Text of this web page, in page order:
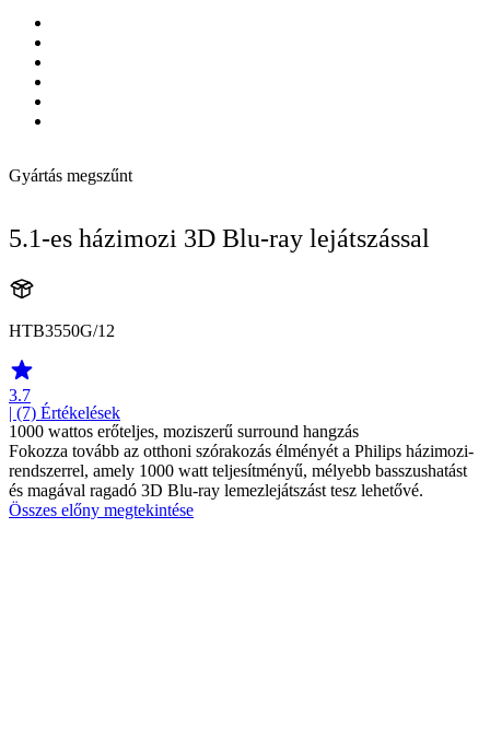
Gyártás megszűnt
5.1-es házimozi 3D Blu-ray lejátszással
HTB3550G/12
3.7
| (7) Értékelések
1000 wattos erőteljes, moziszerű surround hangzás
Fokozza tovább az otthoni szórakozás élményét a Philips házimozi-
rendszerrel, amely 1000 watt teljesítményű, mélyebb basszushatást
és magával ragadó 3D Blu-ray lemezlejátszást tesz lehetővé.
Összes előny megtekintése